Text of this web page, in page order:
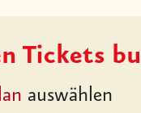
Tickets
auswählen